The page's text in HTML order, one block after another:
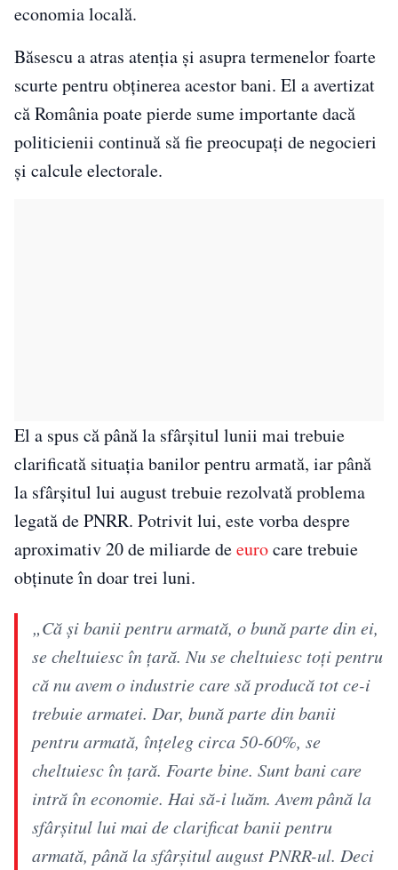
economia locală.
Băsescu a atras atenția și asupra termenelor foarte
scurte pentru obținerea acestor bani. El a avertizat
că România poate pierde sume importante dacă
politicienii continuă să fie preocupați de negocieri
și calcule electorale.
El a spus că până la sfârșitul lunii mai trebuie
clarificată situația banilor pentru armată, iar până
la sfârșitul lui august trebuie rezolvată problema
legată de PNRR. Potrivit lui, este vorba despre
aproximativ 20 de miliarde deeurocare trebuie
obținute în doar trei luni.
„Că și banii pentru armată, o bună parte din ei,
se cheltuiesc în țară. Nu se cheltuiesc toți pentru
că nu avem o industrie care să producă tot ce-i
trebuie armatei. Dar, bună parte din banii
pentru armată, înțeleg circa 50-60%, se
cheltuiesc în țară. Foarte bine. Sunt bani care
intră în economie. Hai să-i luăm. Avem până la
sfârșitul lui mai de clarificat banii pentru
armată, până la sfârșitul august PNRR-ul. Deci